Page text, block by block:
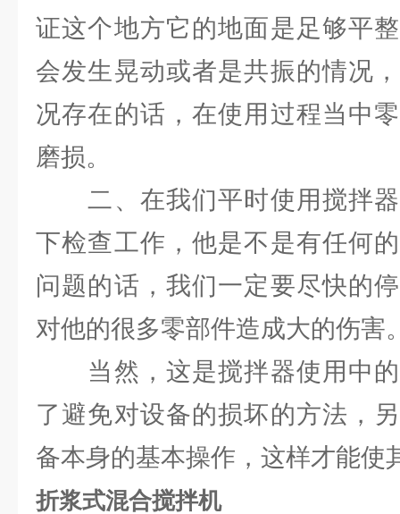
证这个地方它的地面是足够平
会发生晃动或者是共振的情况
况存在的话，在使用过程当中
磨损。
二、在我们平时使用搅拌器
下检查工作，他是不是有任何
问题的话，我们一定要尽快的
对他的很多零部件造成大的伤害
当然，这是搅拌器使用中的
了避免对设备的损坏的方法，
备本身的基本操作，这样才能使
折浆式混合搅拌机